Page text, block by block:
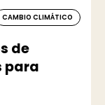
CAMBIO CLIMÁTICO
de
para